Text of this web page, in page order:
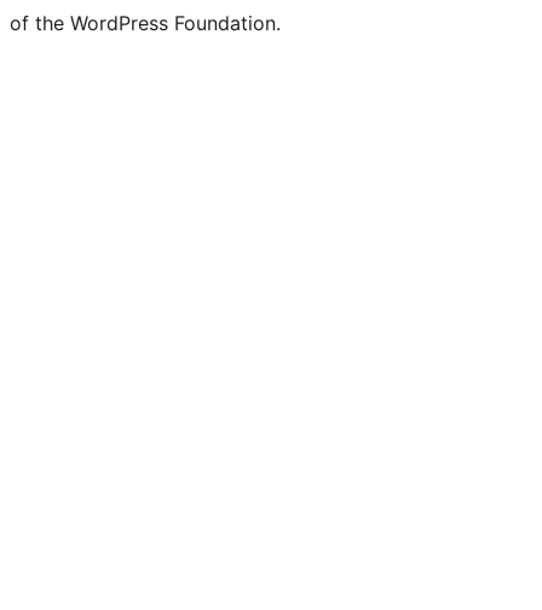
of the WordPress Foundation.